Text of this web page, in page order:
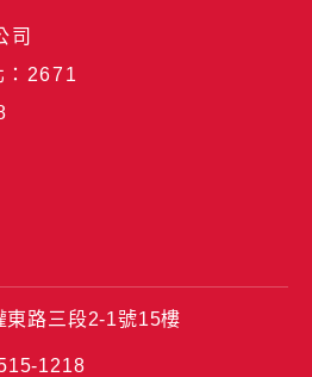
司
：2671
東路三段2-1號15樓
1218